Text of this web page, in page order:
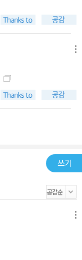
쓰기